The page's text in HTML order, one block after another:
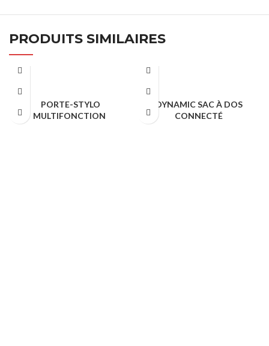
PRODUITS SIMILAIRES
PORTE-STYLO
MULTIFONCTION
DYNAMIC SAC À DOS
CONNECTÉ